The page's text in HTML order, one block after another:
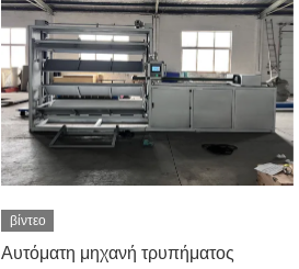
βίντεο
Αυτόματη μηχανή τρυπήματος